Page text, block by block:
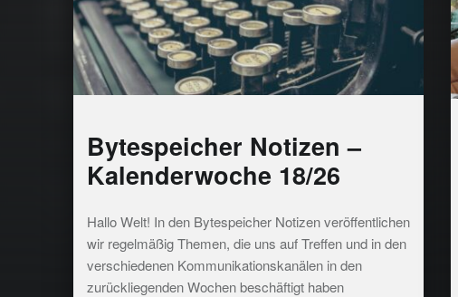
Bytespeicher Notizen –
Kalenderwoche 18/26
Hallo Welt! In den Bytespeicher Notizen veröffentlichen
wir regelmäßig Themen, die uns auf Treffen und in den
verschiedenen Kommunikationskanälen in den
zurückliegenden Wochen beschäftigt haben